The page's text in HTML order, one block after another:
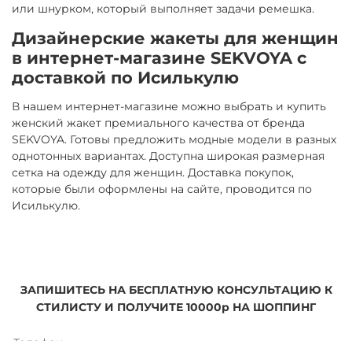
или шнурком, который выполняет задачи ремешка.
Дизайнерские жакеты для женщин
в интернет-магазине SEKVOYA с
доставкой по Исилькулю
В нашем интернет-магазине можно выбрать и купить
женский жакет премиального качества от бренда
SEKVOYA. Готовы предложить модные модели в разных
однотонных вариантах. Доступна широкая размерная
сетка на одежду для женщин. Доставка покупок,
которые были оформлены на сайте, проводится по
Исилькулю.
ЗАПИШИТЕСЬ НА БЕСПЛАТНУЮ КОНСУЛЬТАЦИЮ К
СТИЛИСТУ И ПОЛУЧИТЕ 10000р НА ШОППИНГ